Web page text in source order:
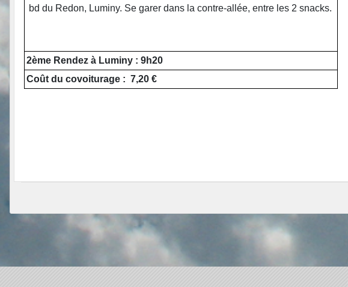
bd du Redon, Luminy. Se garer dans la contre-allée, entre les 2 snacks.
2ème Rendez à Luminy : 9h20
Coût du covoiturage : 7,20 €